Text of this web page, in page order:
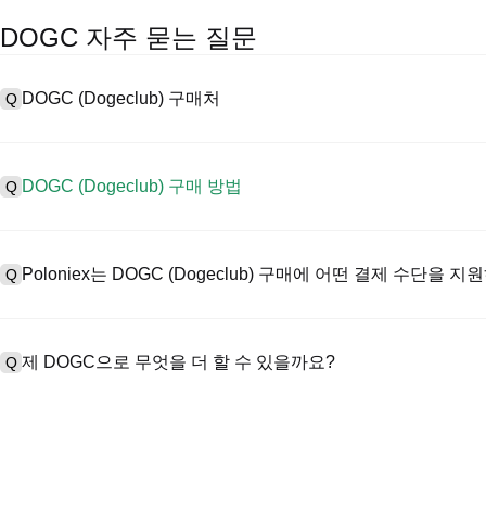
DOGC 자주 묻는 질문
Q DOGC (Dogeclub) 구매처
페이스, 높은 유동성, 거래를 간소화할 수 있는 다양한 거래 도구를
서 거래를 지원하고 경쟁력 있는 거래 수수료를 제공합니다.
1. 계정을 생성하고 KYC 인증을 완료합니다.
2. 법정화폐와 암호화폐로 계정에 자금을 지원합니다.
Q DOGC (Dogeclub) 구매 방법
시작하세요.
Q Poloniex는 DOGC (Dogeclub) 구매에 어떤 결제 수단을 지
1) 신용/직불 카드(예: 비자 및 마스터카드)로 스테이블코인(예:
2) 다른 사용자로부터 USDT를 구매하는 P2P 거래는 관리 메커니즘
Q 제 DOGC으로 무엇을 더 할 수 있을까요?